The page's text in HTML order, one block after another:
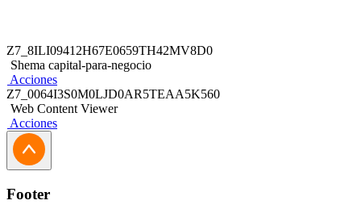
Z7_8ILI09412H67E0659TH42MV8D0
Shema capital-para-negocio
Acciones
Z7_0064I3S0M0LJD0AR5TEAA5K560
Web Content Viewer
Acciones
Footer